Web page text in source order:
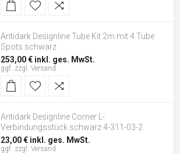
Antidark Designline Tube Kit 2m mit 4 Tube
Spots schwarz
253,00 € inkl. ges. MwSt.
ggf. zzgl. Versand
Antidark Designline Corner L-
Verbindungsstück schwarz 4-311-03-2
23,00 € inkl. ges. MwSt.
ggf. zzgl. Versand